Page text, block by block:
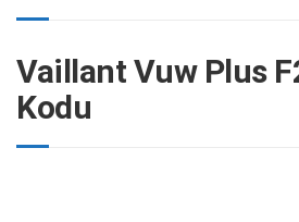
Vaillant Vuw Plus
Kodu